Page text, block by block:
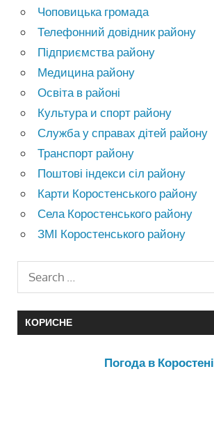
Чоповицька громада
Телефонний довідник району
Підприємства району
Медицина району
Освіта в районі
Культура и спорт району
Служба у справах дітей району
Транспорт району
Поштові індекси сіл району
Карти Коростенського району
Села Коростенського району
ЗМІ Коростенського району
КОРИСНЕ
Погода в Коростені